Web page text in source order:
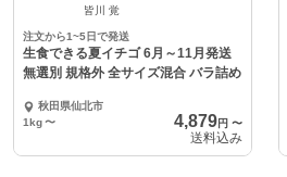
皆川 覚
注文から1~5日で発送
生食できる夏イチゴ 6月～11月発送
無選別 規格外 全サイズ混合 バラ詰め
秋田県仙北市
1kg 〜 4,879円〜
送料込み